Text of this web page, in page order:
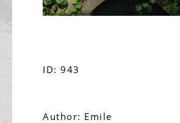
ID: 943
Author: Emile